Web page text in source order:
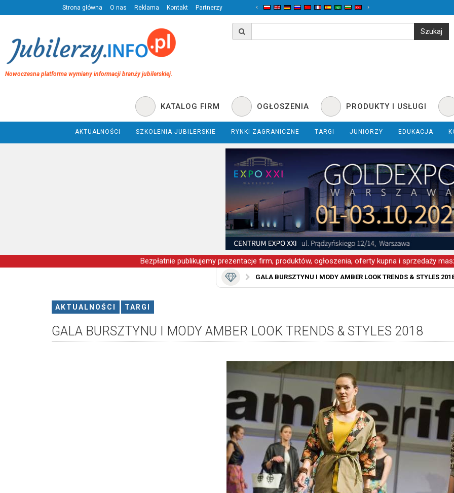
Strona główna O nas Reklama Kontakt Partnerzy ‹ ›
Nowoczesna platforma wymiany informacji branży jubilerskiej.
KATALOG FIRM OGŁOSZENIA PRODUKTY I USŁUGI
AKTUALNOŚCI SZKOLENIA JUBILERSKIE RYNKI ZAGRANICZNE TARGI JUNIORZY EDUKACJA
Bezpłatnie publikujemy prezentacje firm, produktów, ogłoszenia, oferty kupna i sprzedaży
GALA BURSZTYNU I MODY AMBER LOOK TRENDS & STYLES
AKTUALNOŚCI TARGI
GALA BURSZTYNU I MODY AMBER LOOK TRENDS & STYLES 2018